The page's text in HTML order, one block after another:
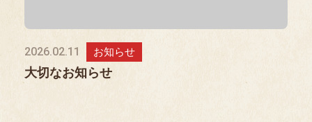
2026.02.11 お知らせ
大切なお知らせ